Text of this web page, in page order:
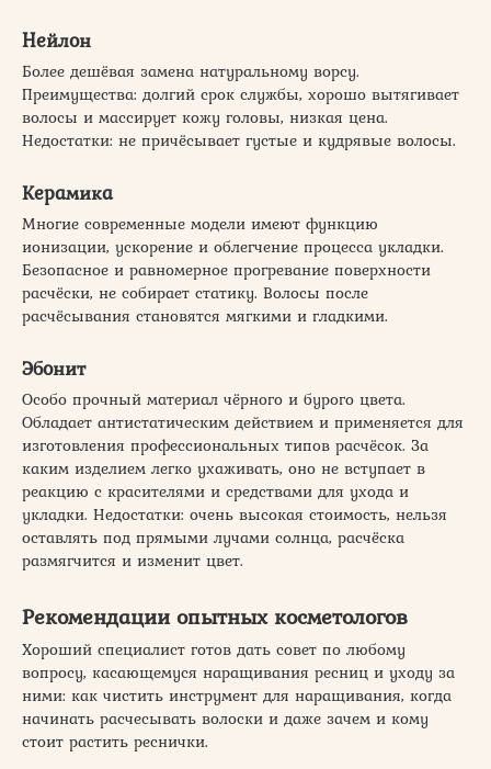
Нейлон
Более дешёвая замена натуральному ворсу.
Преимущества: долгий срок службы, хорошо вытягивает
волосы и массирует кожу головы, низкая цена.
Недостатки: не причёсывает густые и кудрявые волосы.
Керамика
Многие современные модели имеют функцию
ионизации, ускорение и облегчение процесса укладки.
Безопасное и равномерное прогревание поверхности
расчёски, не собирает статику. Волосы после
расчёсывания становятся мягкими и гладкими.
Эбонит
Особо прочный материал чёрного и бурого цвета.
Обладает антистатическим действием и применяется для
изготовления профессиональных типов расчёсок. За
каким изделием легко ухаживать, оно не вступает в
реакцию с красителями и средствами для ухода и
укладки. Недостатки: очень высокая стоимость, нельзя
оставлять под прямыми лучами солнца, расчёска
размягчится и изменит цвет.
Рекомендации опытных косметологов
Хороший специалист готов дать совет по любому
вопросу, касающемуся наращивания ресниц и уходу за
ними: как чистить инструмент для наращивания, когда
начинать расчесывать волоски и даже зачем и кому
стоит растить реснички.